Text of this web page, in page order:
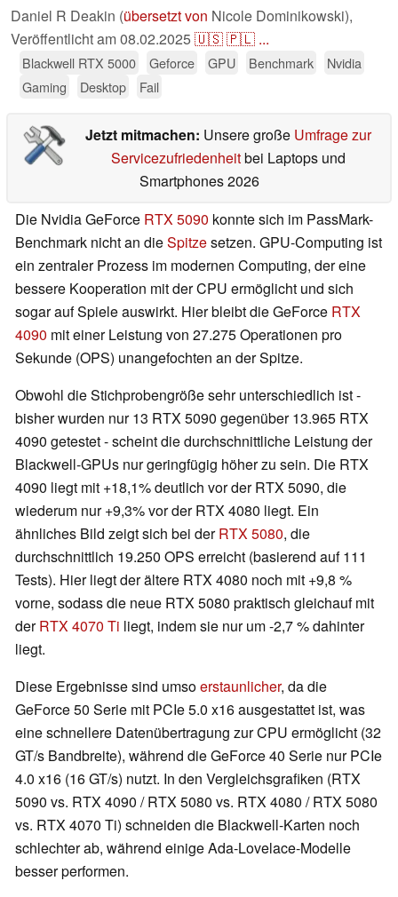
Daniel R Deakin (übersetzt von Nicole Dominikowski),
Veröffentlicht am08.02.2025🇺🇸🇵🇱 ...
Blackwell RTX 5000 Geforce GPU Benchmark
Nvidia
Gaming
Desktop Fail
Jetzt mitmachen: Unsere große Umfrage zur
Servicezufriedenheitbei Laptops und
Smartphones 2026
Die Nvidia GeForce RTX 5090 konnte sich im PassMark-
Benchmark nicht an dieSpitzesetzen. GPU-Computing ist
ein zentraler Prozess im modernen Computing, der eine
bessere Kooperation mit der CPU ermöglicht und sich
sogar auf Spiele auswirkt. Hier bleibt die GeForce RTX
4090 mit einer Leistung von 27.275 Operationen pro
Sekunde (OPS) unangefochten an der Spitze.
Obwohl die Stichprobengröße sehr unterschiedlich ist -
bisher wurden nur 13 RTX 5090 gegenüber 13.965 RTX
4090 getestet - scheint die durchschnittliche Leistung der
Blackwell-GPUs nur geringfügig höher zu sein. Die RTX
4090 liegt mit +18,1% deutlich vor der RTX 5090, die
wiederum nur +9,3% vor der RTX 4080 liegt. Ein
ähnliches Bild zeigt sich bei derRTX 5080, die
durchschnittlich 19.250 OPS erreicht (basierend auf 111
Tests). Hier liegt der ältere RTX 4080 noch mit +9,8 %
vorne, sodass die neue RTX 5080 praktisch gleichauf mit
derRTX 4070 Ti liegt, indem sie nur um -2,7 % dahinter
liegt.
Diese Ergebnisse sind umsoerstaunlicher, da die
GeForce 50 Serie mit PCIe 5.0 x16 ausgestattet ist, was
eine schnellere Datenübertragung zur CPU ermöglicht (32
GT/s Bandbreite), während die GeForce 40 Serie nur PCIe
4.0 x16 (16 GT/s) nutzt. In den Vergleichsgrafiken (RTX
5090 vs. RTX 4090 / RTX 5080 vs. RTX 4080 / RTX 5080
vs. RTX 4070 Ti) schneiden die Blackwell-Karten noch
schlechter ab, während einige Ada-Lovelace-Modelle
besser performen.